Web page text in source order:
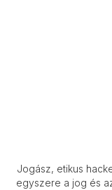
Jogász, etikus
egyszere a jog és